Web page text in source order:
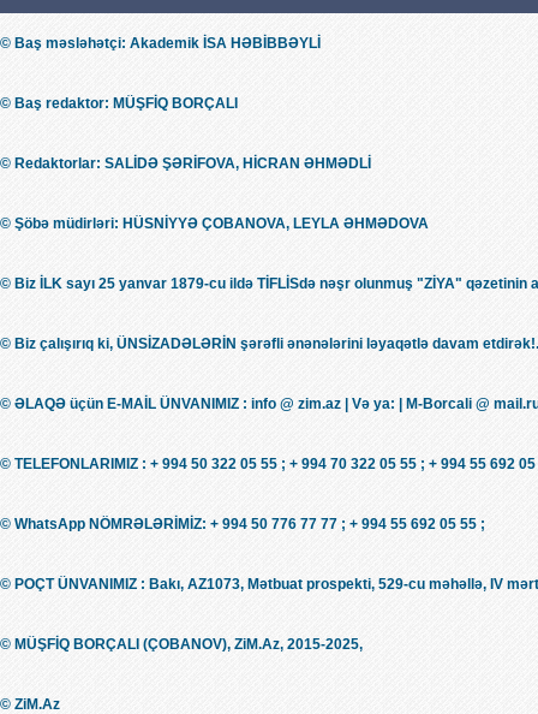
© Baş məsləhətçi: Akademik İSA HƏBİBBƏYLİ
© Baş redaktor: MÜŞFİQ BORÇALI
© Redaktorlar: SALİDƏ ŞƏRİFOVA, HİCRAN ƏHMƏDLİ
© Şöbə müdirləri: HÜSNİYYƏ ÇOBANOVA, LEYLA ƏHMƏDOVA
© Biz İLK sayı 25 yanvar 1879-cu ildə TİFLİSdə nəşr olunmuş "ZİYA" qəzetinin
© Biz çalışırıq ki, ÜNSİZADƏLƏRİN şərəfli ənənələrini ləyaqətlə davam
© ƏLAQƏ üçün E-MAİL ÜNVANIMIZ : info @ zim.az | Və ya: | M-Borcali @
© TELEFONLARIMIZ : + 994 50 322 05 55 ; + 994 70 322 05 55 ; + 994 55 692
© WhatsApp NÖMRƏLƏRİMİZ: + 994 50 776 77 77 ; + 994 55 692 05 55 ;
© POÇT ÜNVANIMIZ : Bakı, AZ1073, Mətbuat prospekti, 529-cu məhəllə, IV
© MÜŞFİQ BORÇALI (ÇOBANOV), ZiM.Az, 2015-2025,
© ZiM.Az